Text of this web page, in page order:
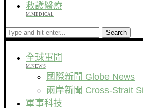
救護醫療
M.MEDICAL
Search
全球軍聞
M.NEWS
國際新聞 Globe News
兩岸新聞 Cross-Strait
軍事科技